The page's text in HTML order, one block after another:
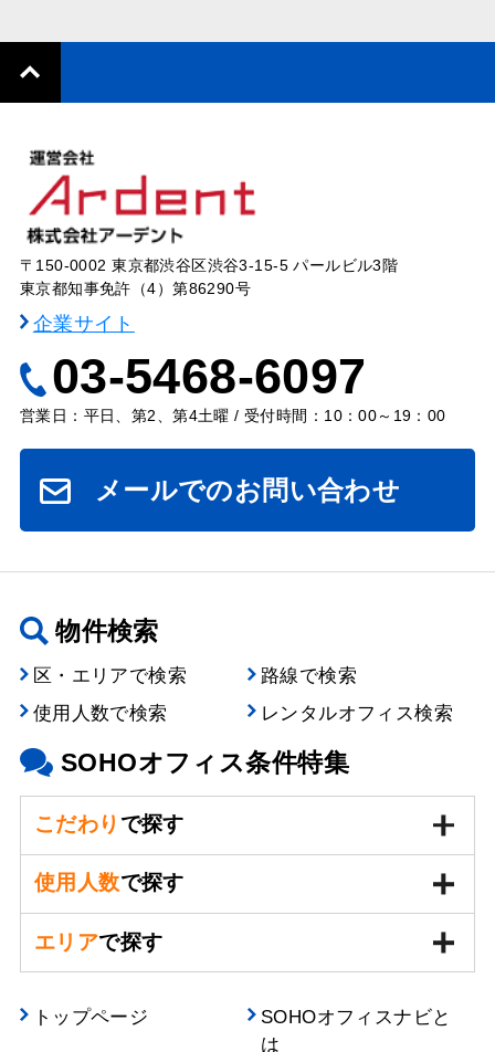
〒150-0002 東京都渋谷区渋谷3-15-5 パールビル3階
東京都知事免許（4）第86290号
企業サイト
03-5468-6097
営業日：平日、第2、第4土曜 / 受付時間：10：00～19：00
メールでのお問い合わせ
物件検索
区・エリアで検索
路線で検索
使用人数で検索
レンタルオフィス検索
SOHOオフィス条件特集
こだわり で探す
使用人数で探す
エリアで探す
トップページ
SOHOオフィスナビと
は